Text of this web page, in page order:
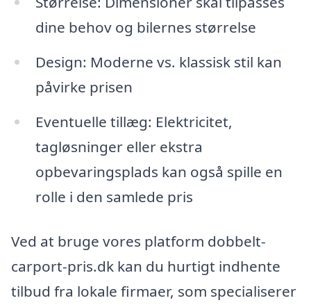
dine behov og bilernes størrelse
Design: Moderne vs. klassisk stil kan
påvirke prisen
Eventuelle tillæg: Elektricitet,
tagløsninger eller ekstra
opbevaringsplads kan også spille en
rolle i den samlede pris
Ved at bruge vores platform dobbelt-
carport-pris.dk kan du hurtigt indhente
tilbud fra lokale firmaer, som specialiserer